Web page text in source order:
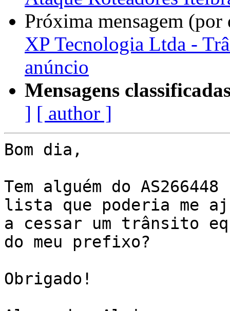
Próxima mensagem
XP Tecnologia Ltda -
anúncio
Mensagens
] [ author ]
Bom dia,
Tem alguém do
lista que poderia me
a cessar um trânsito
do meu prefixo?
Obrigado!